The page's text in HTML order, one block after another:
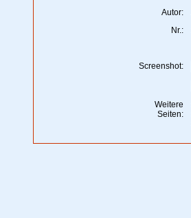
Autor:
Nr.:
Screenshot:
Weitere
Seiten: